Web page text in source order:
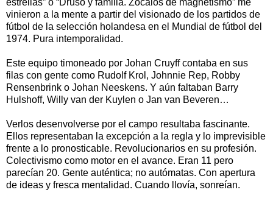
vinieron a la mente a partir del visionado de los partidos de
fútbol de la selección holandesa en el Mundial de fútbol del
1974. Pura intemporalidad.
Este equipo timoneado por Johan Cruyff contaba en sus
filas con gente como Rudolf Krol, Johnnie Rep, Robby
Rensenbrink o Johan Neeskens. Y aún faltaban Barry
Hulshoff, Willy van der Kuylen o Jan van Beveren…
Verlos desenvolverse por el campo resultaba fascinante.
Ellos representaban la excepción a la regla y lo imprevisible
frente a lo pronosticable. Revolucionarios en su profesión.
Colectivismo como motor en el avance. Eran 11 pero
parecían 20. Gente auténtica; no autómatas. Con apertura
de ideas y fresca mentalidad. Cuando llovía, sonreían.